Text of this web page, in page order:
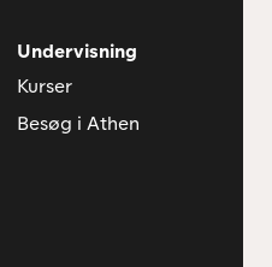
Undervisning
Kurser
Besøg i Athen